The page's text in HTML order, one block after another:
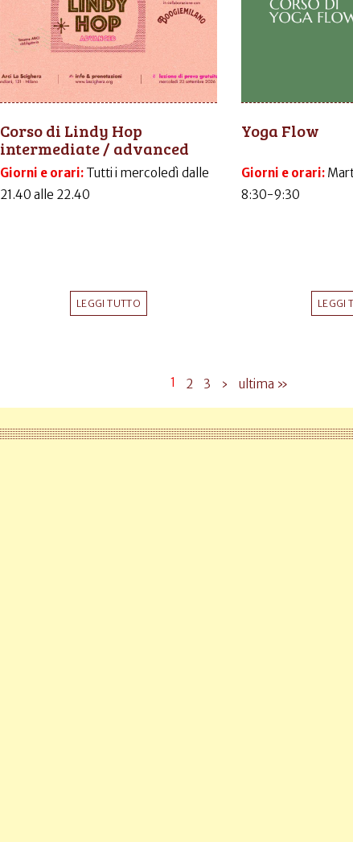
Corso di Lindy Hop
intermediate / advanced
Giorni e orari: Tutti i mercoledì dalle
21.40 alle 22.40
LEGGI TUTTO
Yoga Flow
Giorni e orari:
8:30-9:30
LEGGI
1 2 3 › ultima »